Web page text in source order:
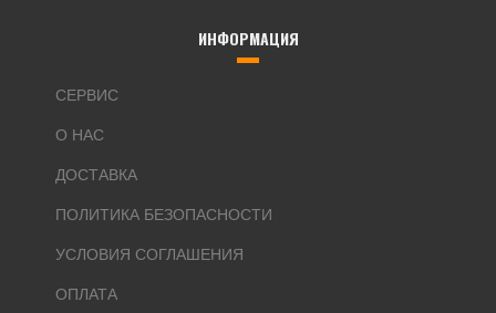
ИНФОРМАЦИЯ
СЕРВИС
О НАС
ДОСТАВКА
ПОЛИТИКА БЕЗОПАСНОСТИ
УСЛОВИЯ СОГЛАШЕНИЯ
ОПЛАТА